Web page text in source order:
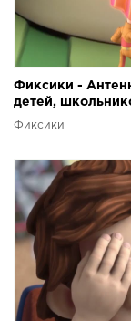
Фиксики -
детей,
Фиксики